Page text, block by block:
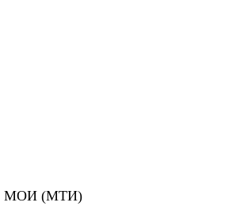
МОИ (МТИ)